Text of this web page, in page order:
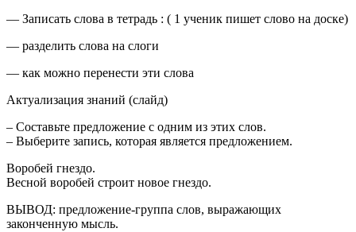
— Записать слова в тетрадь : ( 1 ученик пишет слово на доске)
— разделить слова на слоги
— как можно перенести эти слова
Актуализация знаний (слайд)
– Составьте предложение с одним из этих слов.
– Выберите запись, которая является предложением.
Воробей гнездо.
Весной воробей строит новое гнездо.
ВЫВОД: предложение-группа слов, выражающих
законченную мысль.